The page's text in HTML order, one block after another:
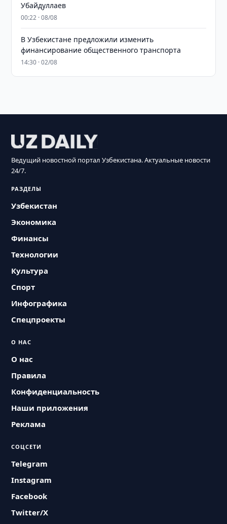
Убайдуллаев
00:22 · 08/08
В Узбекистане предложили изменить
финансирование общественного транспорта
14:30 · 02/08
Ведущий новостной портал Узбекистана. Актуальные новости
24/7.
РАЗДЕЛЫ
Узбекистан
Экономика
Финансы
Технологии
Культура
Спорт
Инфографика
Спецпроекты
О НАС
О нас
Правила
Конфиденциальность
Наши приложения
Реклама
СОЦСЕТИ
Telegram
Instagram
Facebook
Twitter/X